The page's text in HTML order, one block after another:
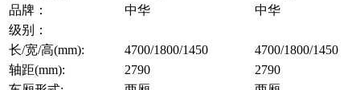
品牌：
中华
中华
级别：
长/宽/高(mm):
4700/1800/1450
4700/1800/1450
轴距(mm):
2790
2790